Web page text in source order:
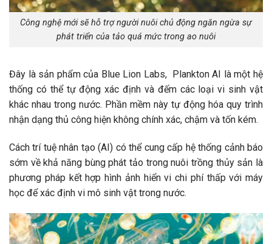
Công nghệ mới sẽ hỗ trợ người nuôi chủ động ngăn ngừa sự
phát triển của tảo quá mức trong ao nuôi
Đây là sản phẩm của Blue Lion Labs, Plankton AI là một hệ
thống có thể tự động xác định và đếm các loại vi sinh vật
khác nhau trong nước. Phần mềm này tự động hóa quy trình
nhận dạng thủ công hiện không chính xác, chậm và tốn kém.
Cách trí tuệ nhân tạo (AI) có thể cung cấp hệ thống cảnh báo
sớm về khả năng bùng phát tảo trong nuôi trồng thủy sản là
phương pháp kết hợp hình ảnh hiển vi chi phí thấp với máy
học để xác định vi mô sinh vật trong nước.